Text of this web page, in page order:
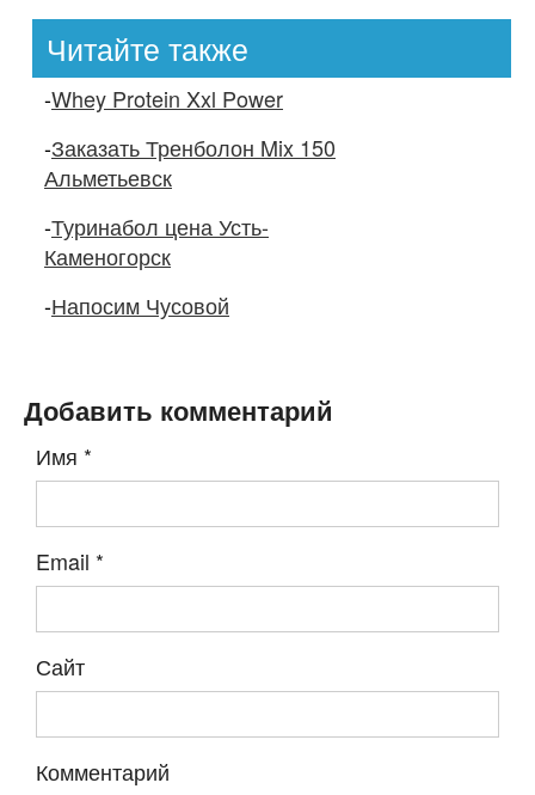
Читайте также
-Whey Protein Xxl Power
-Заказать Тренболон Mix 150
Альметьевск
-Туринабол цена Усть-
Каменогорск
-Напосим Чусовой
Добавить комментарий
Имя *
Email *
Сайт
Комментарий